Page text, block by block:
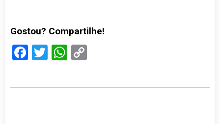
Gostou? Compartilhe!
Facebook
TwitterWhatsApp